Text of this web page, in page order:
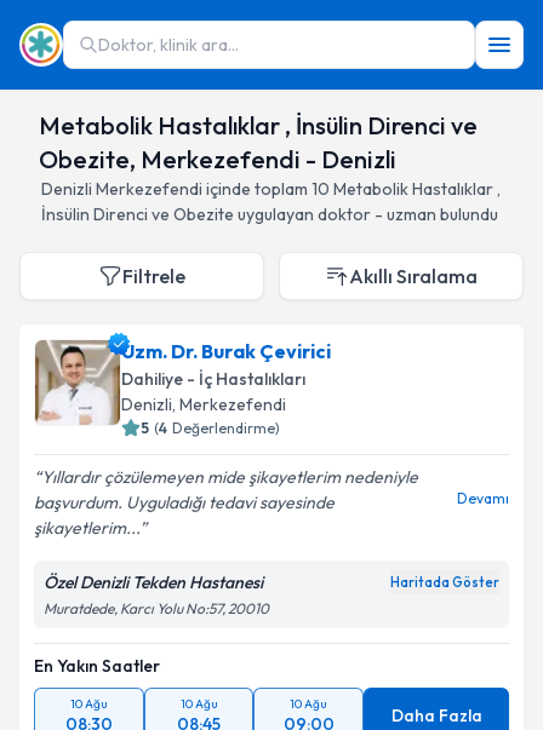
Doktor, klinik ara...
Metabolik Hastalıklar , İnsülin Direnci ve
Obezite, Merkezefendi - Denizli
Denizli Merkezefendi içinde toplam 10 Metabolik Hastalıklar ,
İnsülin Direnci ve Obezite uygulayan doktor - uzman bulundu
Filtrele Akıllı Sıralama
Uzm. Dr. Burak Çevirici
Dahiliye - İç Hastalıkları
Denizli, Merkezefendi
5 (4 Değerlendirme)
Yıllardır çözülemeyen mide şikayetlerim nedeniyle
başvurdum. Uyguladığı tedavi sayesinde
şikayetlerim...
Devamı
Özel Denizli Tekden Hastanesi Haritada Göster
Muratdede, Karcı Yolu No:57, 20010
En Yakın Saatler
10 Ağu
08:30
10 Ağu
08:45
10 Ağu
09:00 Daha Fazla